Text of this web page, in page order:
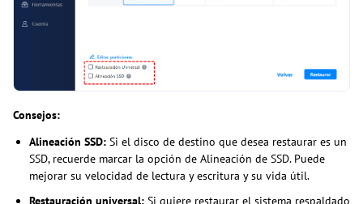
Consejos:
Alineación SSD: Si el disco de destino que desea restaurar es un
SSD, recuerde marcar la opción de Alineación de SSD. Puede
mejorar su velocidad de lectura y escritura y su vida útil.
Restauración universal: Si quiere restaurar el sistema respaldado